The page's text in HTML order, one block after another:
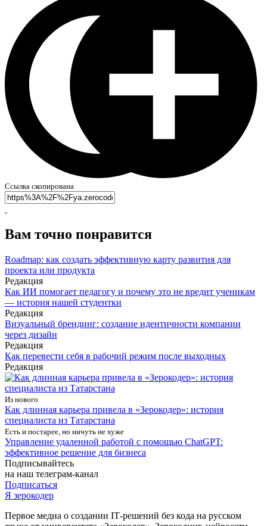
Ссылка скопирована
Вам точно понравится
Roadmap: как создать эффективную карту развития для
проекта или продукта
Редакция
Как ИИ помогает педагогу и почему это не вредит ученикам
— история нашей студентки
Редакция
Визуальный брендинг: создание идентичности компании
через дизайн
Редакция
Как перевести себя в рабочий режим после выходных
Редакция
Из нового
Как длинная карьера привела в «Зерокодер»: история
специалиста из Татарстана
Есть и постарее, но ничуть не хуже
Управление удаленной работой с помощью ChatGPT:
эффективное решение для бизнеса
Подписывайтесь
на наш телеграм-канал
Подписаться
Я зерокодер
Первое медиа о создании IТ-решений без кода на русском